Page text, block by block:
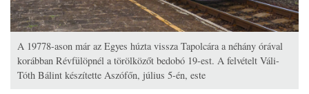
A 19778-ason már az Egyes húzta vissza Tapolcára a néhány órával
korábban Révfülöpnél a törölközőt bedobó 19-est. A felvételt Váli-
Tóth Bálint készítette Aszófőn, július 5-én, este